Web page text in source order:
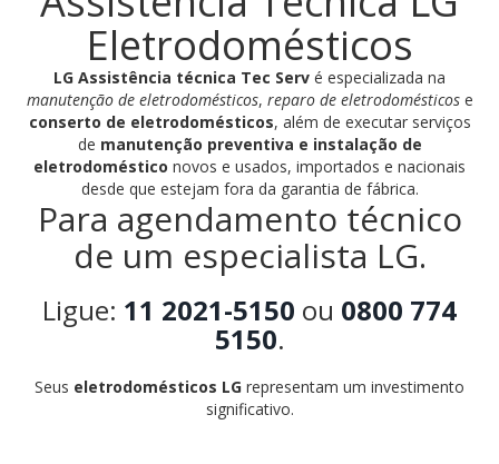
Eletrodomésticos
LG Assistência técnica Tec Serv é especializada na
manutenção de eletrodomésticos, reparo de eletrodomésticose
conserto de eletrodomésticos, além de executar serviços
de manutenção preventiva e instalação de
eletrodoméstico novos e usados, importados e nacionais
desde que estejam fora da garantia de fábrica.
Para agendamento técnico
de um especialista LG.
Ligue: 11 2021-5150 ou 0800 774
5150.
Seus eletrodomésticos LG representam um investimento
significativo.